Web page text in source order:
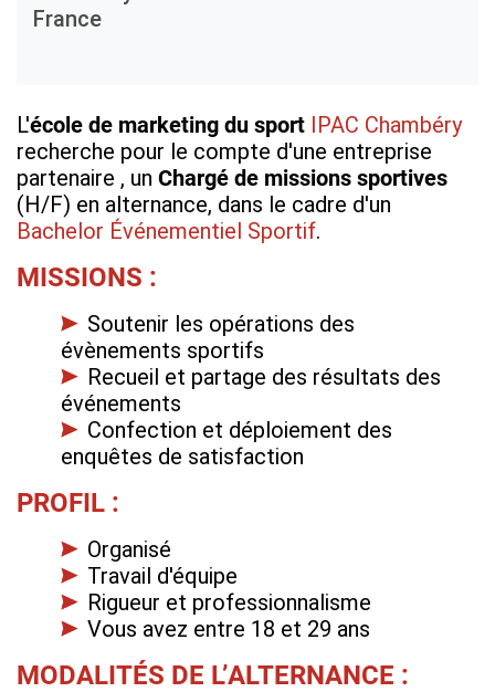
France
L'école de marketing du sport IPAC Chambéry
recherche pour le compte d'une entreprise
partenaire , un Chargé de missions sportives
(H/F) en alternance, dans le cadre d'un
Bachelor Événementiel Sportif.
MISSIONS :
Soutenir les opérations des
évènements sportifs
Recueil et partage des résultats des
événements
Confection et déploiement des
enquêtes de satisfaction
PROFIL :
Organisé
Travail d'équipe
Rigueur et professionnalisme
Vous avez entre 18 et 29 ans
MODALITÉS DE L’ALTERNANCE :